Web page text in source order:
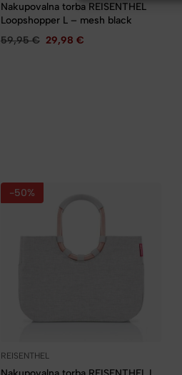
Nakupovalna torba REISENTHEL
Loopshopper L – mesh black
59,95€ 29,98 €
-50%
REISENTHEL